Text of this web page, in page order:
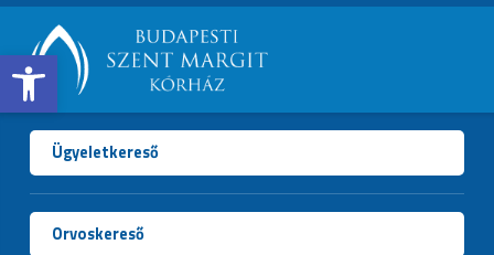
Open toolbar
BUDAPESTI
SZENT
MARGIT
KÓRHÁZ
Ügyeletkereső
Orvoskereső